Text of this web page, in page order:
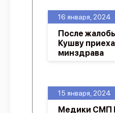
15 января, 2024
Медики СМП
16 января, 2024
После
Кушву
минздрава